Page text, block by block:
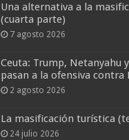
Una alternativa a la
(cuarta parte)
7 agosto 2026
Ceuta: Trump, Netanyahu
pasan a la ofensiva contra
2 agosto 2026
La masificación turística
24 julio 2026